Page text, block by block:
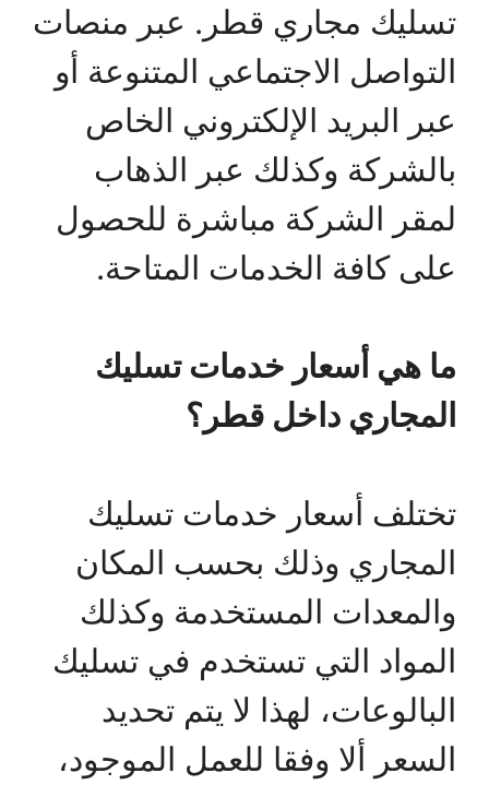
تسليك مجاري قطر. عبر منصات
التواصل الاجتماعي المتنوعة أو
عبر البريد الإلكتروني الخاص
بالشركة وكذلك عبر الذهاب
لمقر الشركة مباشرة للحصول
على كافة الخدمات المتاحة.
ما هي أسعار خدمات تسليك
المجاري داخل قطر؟
تختلف أسعار خدمات تسليك
المجاري وذلك بحسب المكان
والمعدات المستخدمة وكذلك
المواد التي تستخدم في تسليك
البالوعات، لهذا لا يتم تحديد
السعر ألا وفقا للعمل الموجود،